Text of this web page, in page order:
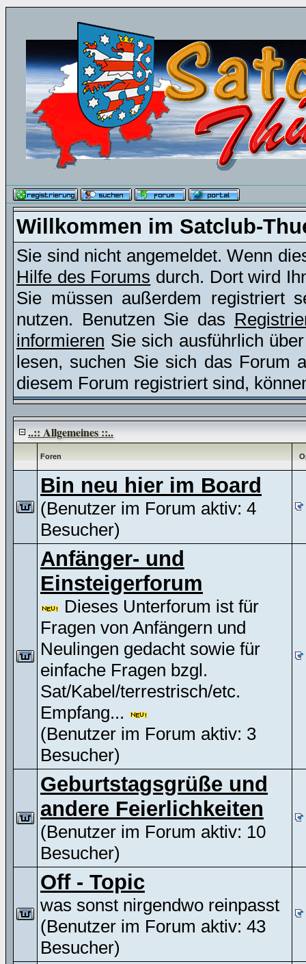
Willkommen im Satclub-
Sie sind nicht angemeldet. Wenn
Hilfe des Forums durch. Dort wird
Sie müssen außerdem registriert
nutzen. Benutzen Sie das
informieren Sie sich ausführlich
lesen, suchen Sie sich das Forum
diesem Forum registriert sind,
..:: Allgemeines ::..
Foren
Bin neu hier im Board
(Benutzer im Forum aktiv: 4
Besucher)
Anfänger- und
Einsteigerforum
Dieses Unterforum ist für
Fragen von Anfängern und
Neulingen gedacht sowie für
einfache Fragen bzgl.
Sat/Kabel/terrestrisch/etc.
Empfang...
(Benutzer im Forum aktiv: 3
Besucher)
Geburtstagsgrüße und
andere Feierlichkeiten
(Benutzer im Forum aktiv: 10
Besucher)
Off - Topic
was sonst nirgendwo reinpasst
(Benutzer im Forum aktiv: 43
Besucher)